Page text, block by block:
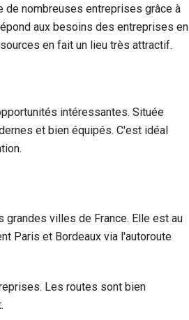
nombreuses entreprises grâce à
aux besoins des entreprises en
en fait un lieu très attractif.
intéressantes. Située
et bien équipés. C'est idéal
villes de France. Elle est au
Paris et Bordeaux via l'autoroute
Les routes sont bien